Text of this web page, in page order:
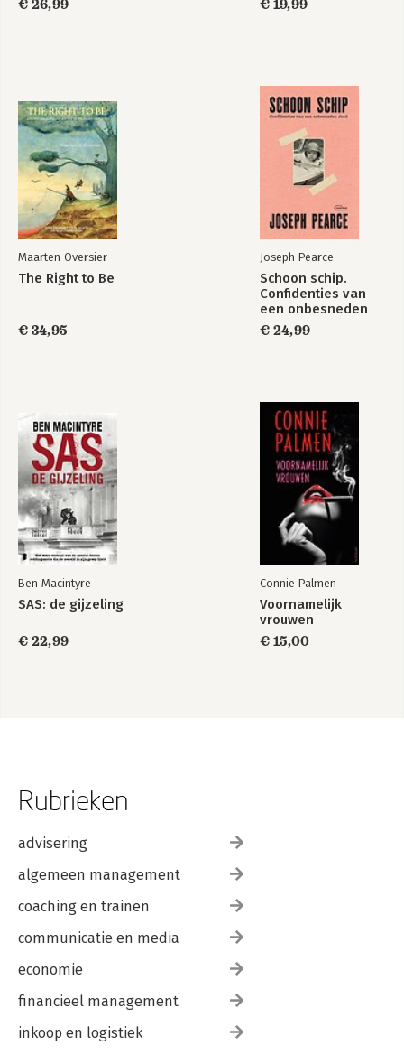
€ 26,99 € 19,99
Maarten Oversier
The Right to Be
€ 34,95
Joseph Pearce
Schoon schip.
Confidenties van
een onbesneden
Jood
€ 24,99
Ben Macintyre
SAS: de gijzeling
€ 22,99
Connie Palmen
Voornamelijk
vrouwen
€ 15,00
Rubrieken
advisering
algemeen management
coaching en trainen
communicatie en media
economie
financieel management
inkoop en logistiek